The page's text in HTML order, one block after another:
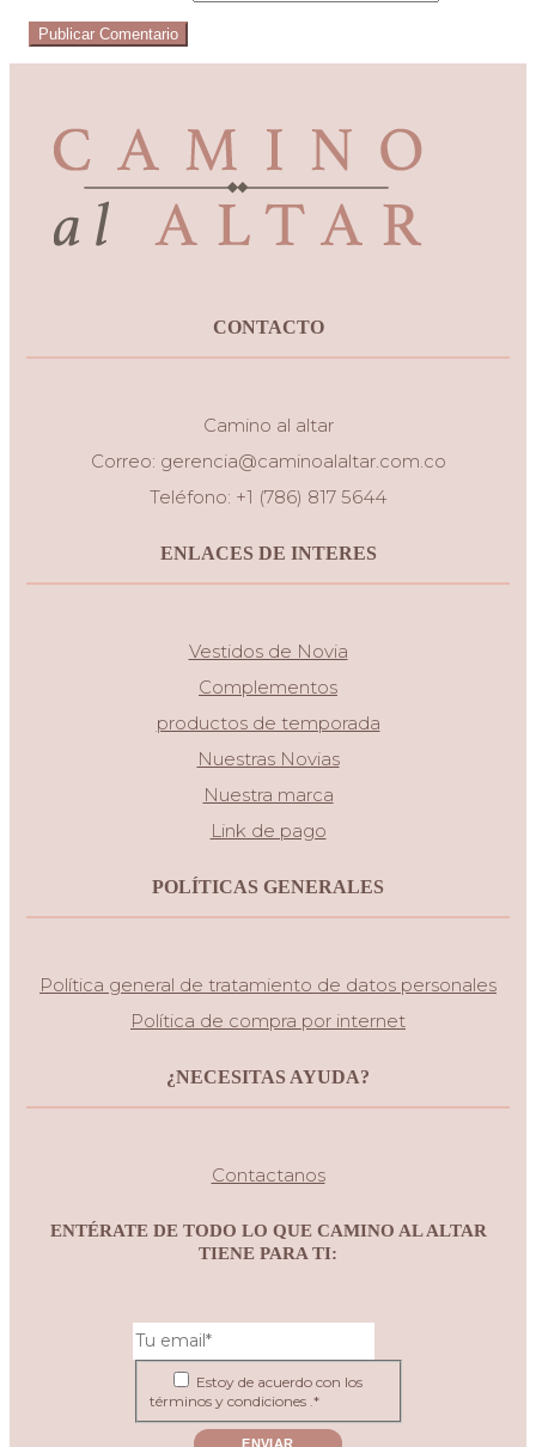
Publicar Comentario
CONTACTO
Camino al altar
Correo: gerencia@caminoalaltar.com.co
Teléfono: +1 (786) 817 5644
ENLACES DE INTERES
Vestidos de Novia
Complementos
productos de temporada
Nuestras Novias
Nuestra marca
Link de pago
POLÍTICAS GENERALES
Política general de tratamiento de datos personales
Política de compra por internet
¿NECESITAS AYUDA?
Contactanos
ENTÉRATE DE TODO LO QUE CAMINO AL ALTAR
TIENE PARA TI:
Estoy de acuerdo con los
términos y condiciones .*
ENVIAR